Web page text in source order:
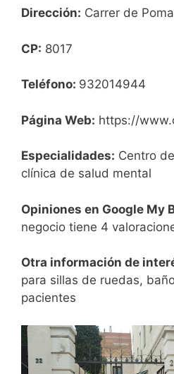
Dirección: Carrer de
CP: 8017
Teléfono: 932014944
Página Web: https://
Especialidades: Centro
clínica de salud mental
Opiniones en Google My
negocio tiene 4
Otra información de
para sillas de ruedas,
pacientes